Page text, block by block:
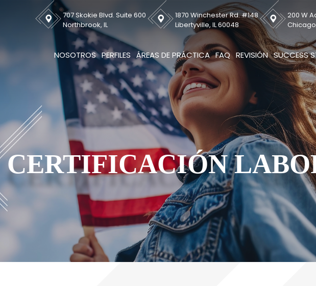
707 Skokie Blvd. Suite 600
Northbrook, IL
1870 Winchester Rd. #148
Libertyville, IL 60048
200 W
NOSOTROS PERFILES ÁREAS DE PRÁCTICA FAQ REVISIÓN SUCCESS
CERTIFICACIÓN